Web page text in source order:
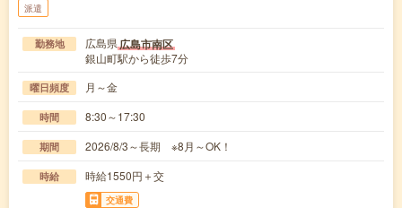
派遣
勤務地 広島県広島市南区
銀山町駅から徒歩7分
曜日頻度 月～金
時間 8:30～17:30
期間 2026/8/3～長期 ※8月～OK！
時給 時給1550円＋交
交通費